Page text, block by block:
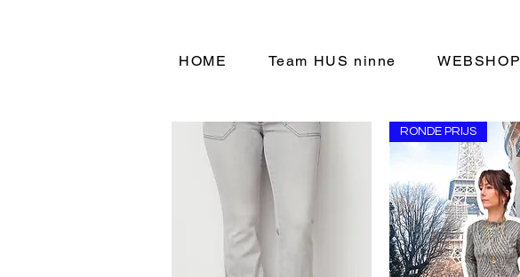
HOME Team HUS ninne WEBSHOP
RONDE PRIJS